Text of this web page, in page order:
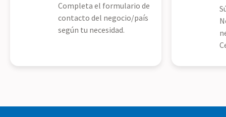
Completa el formulario de
contacto del negocio/país
según tu necesidad.